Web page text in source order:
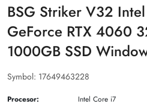
BSG Striker V32
GeForce RTX 4060
1000GB SSD
Symbol: 17649463228
Procesor:
Intel Core i7